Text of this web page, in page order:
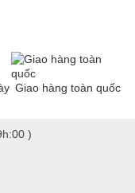
Giao hàng toàn quốc
)